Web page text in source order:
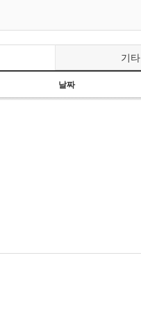
기타
날짜